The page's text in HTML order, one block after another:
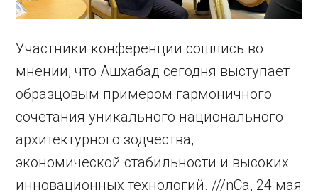
Участники конференции сошлись во
мнении, что Ашхабад сегодня выступает
образцовым примером гармоничного
сочетания уникального национального
архитектурного зодчества,
экономической стабильности и высоких
инновационных технологий. ///nCa, 24 мая